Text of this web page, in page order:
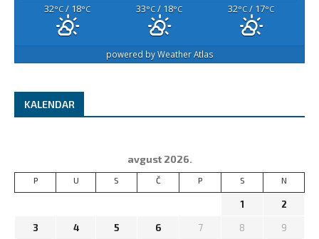
32°C / 18°C 33°C / 18°C 32°C / 17°C
powered byWeather Atlas
KALENDAR
avgust 2026.
P U S Č P S N
1 2
3 4 5 6 7 8 9